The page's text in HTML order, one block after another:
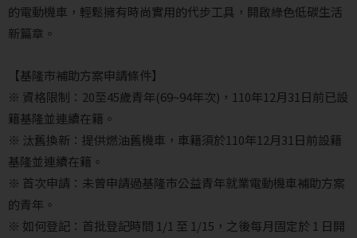
的電動機車，輕鬆擁有時尚實用的代步工具，開啟綠色低碳生活
新篇章。
【基隆市補助方案申請條件】
※ 資格限制：20至45歲青年(69~94年次)，110年12月31日前已設
籍基隆並連續在籍。
※ 汰舊換新：提供燃油舊機車，車籍須於110年12月31日前設籍
基隆並連續在籍。
※ 首次申請：未曾申請過基隆市公益青年就業電動機車補助方案
的青年。
※ 如何登記：首批登記時間 1/1 至 1/15，之後每月固定於 1 日開